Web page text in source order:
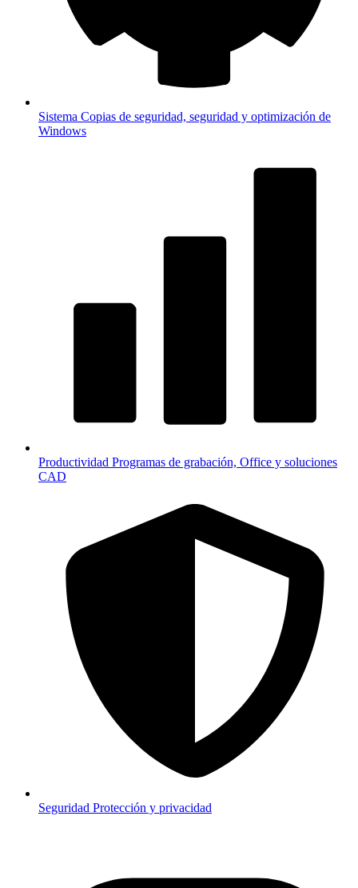
Sistema Copias de seguridad, seguridad y optimización de
Windows
Productividad Programas de grabación, Office y soluciones
CAD
Seguridad Protección y privacidad